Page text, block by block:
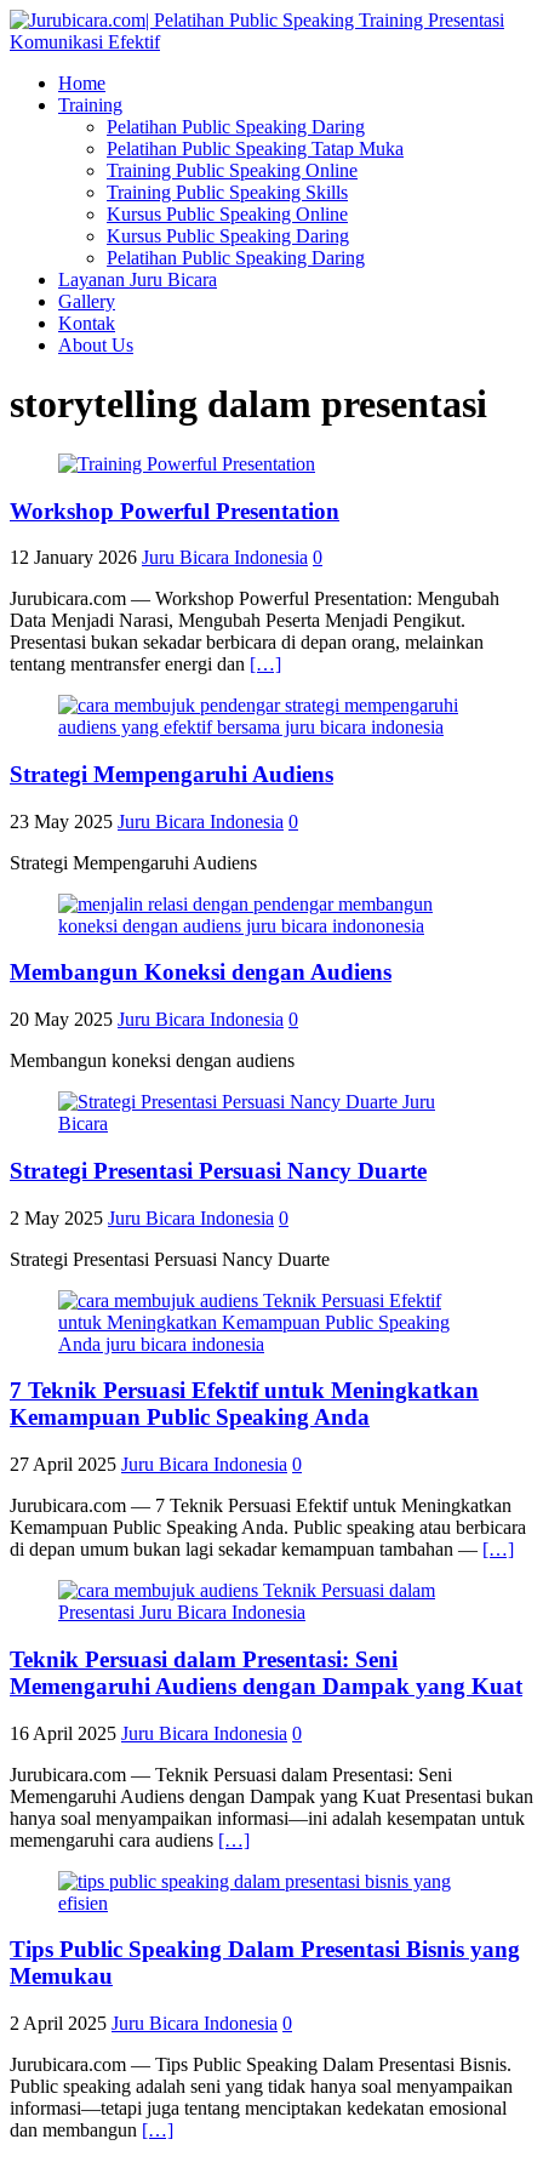
Home
Training
Pelatihan Public Speaking Daring
Pelatihan Public Speaking Tatap Muka
Training Public Speaking Online
Training Public Speaking Skills
Kursus Public Speaking Online
Kursus Public Speaking Daring
Pelatihan Public Speaking Daring
Layanan Juru Bicara
Gallery
Kontak
About Us
storytelling dalam presentasi
Workshop Powerful Presentation
12 January 2026 Juru Bicara Indonesia 0
Jurubicara.com — Workshop Powerful Presentation: Mengubah
Data Menjadi Narasi, Mengubah Peserta Menjadi Pengikut.
Presentasi bukan sekadar berbicara di depan orang, melainkan
tentang mentransfer energi dan […]
Strategi Mempengaruhi Audiens
23 May 2025 Juru Bicara Indonesia 0
Strategi Mempengaruhi Audiens
Membangun Koneksi dengan Audiens
20 May 2025 Juru Bicara Indonesia 0
Membangun koneksi dengan audiens
Strategi Presentasi Persuasi Nancy Duarte
2 May 2025 Juru Bicara Indonesia 0
Strategi Presentasi Persuasi Nancy Duarte
7 Teknik Persuasi Efektif untuk Meningkatkan
Kemampuan Public Speaking Anda
27 April 2025 Juru Bicara Indonesia 0
Jurubicara.com — 7 Teknik Persuasi Efektif untuk Meningkatkan
Kemampuan Public Speaking Anda. Public speaking atau berbicara
di depan umum bukan lagi sekadar kemampuan tambahan — […]
Teknik Persuasi dalam Presentasi: Seni
Memengaruhi Audiens dengan Dampak yang Kuat
16 April 2025 Juru Bicara Indonesia 0
Jurubicara.com — Teknik Persuasi dalam Presentasi: Seni
Memengaruhi Audiens dengan Dampak yang Kuat Presentasi bukan
hanya soal menyampaikan informasi—ini adalah kesempatan untuk
memengaruhi cara audiens […]
Tips Public Speaking Dalam Presentasi Bisnis yang
Memukau
2 April 2025 Juru Bicara Indonesia 0
Jurubicara.com — Tips Public Speaking Dalam Presentasi Bisnis.
Public speaking adalah seni yang tidak hanya soal menyampaikan
informasi—tetapi juga tentang menciptakan kedekatan emosional
dan membangun […]